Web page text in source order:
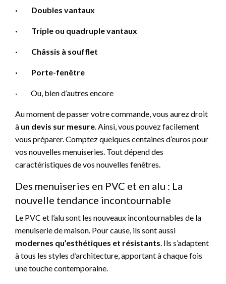
· Doubles vantaux
· Triple ou quadruple vantaux
· Châssis à soufflet
· Porte-fenêtre
· Ou, bien d’autres encore
Au moment de passer votre commande, vous aurez droit
à un devis sur mesure. Ainsi, vous pouvez facilement
vous préparer. Comptez quelques centaines d’euros pour
vos nouvelles menuiseries. Tout dépend des
caractéristiques de vos nouvelles fenêtres.
Des menuiseries en PVC et en alu : La
nouvelle tendance incontournable
Le PVC et l’alu sont les nouveaux incontournables de la
menuiserie de maison. Pour cause, ils sont aussi
modernes qu’esthétiques et résistants. Ils s’adaptent
à tous les styles d’architecture, apportant à chaque fois
une touche contemporaine.